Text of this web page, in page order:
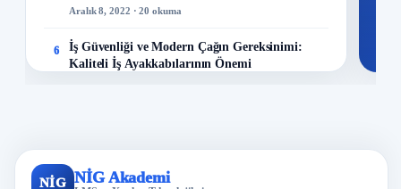
Aralık 8, 2022 · 20 okuma
6
İş Güvenliği ve Modern Çağın Gereksinimi:
Kaliteli İş Ayakkabılarının Önemi
8
İş Sağlığı ve Güvenliği Politikası Nasıl
NİG NİG Akademi